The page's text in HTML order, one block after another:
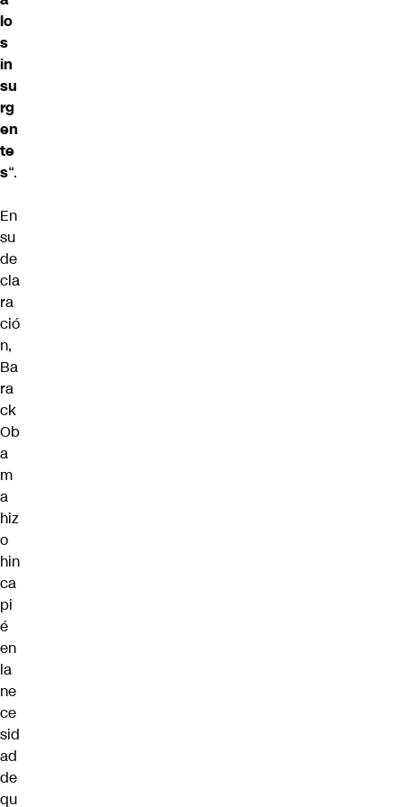
lo
s
in
su
rg
en
te
s“.
En
su
de
cla
ra
ció
n,
Ba
ra
ck
Ob
a
m
a
hiz
o
hin
ca
pi
é
en
la
ne
ce
sid
ad
de
qu